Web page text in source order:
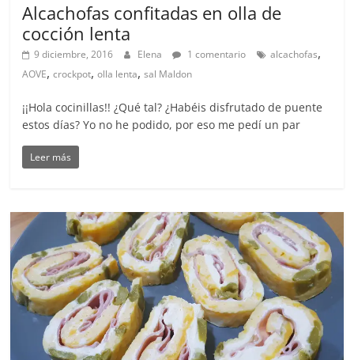
Alcachofas confitadas en olla de
cocción lenta
9 diciembre, 2016 Elena 1 comentario alcachofas,
AOVE,crockpot,olla lenta,sal Maldon
¡¡Hola cocinillas!! ¿Qué tal? ¿Habéis disfrutado de puente
estos días? Yo no he podido, por eso me pedí un par
Leer más